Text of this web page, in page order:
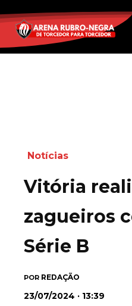
Notícias
Vitória
zagueiros
Série B
POR REDAÇÃO
23/07/2024 · 13:39